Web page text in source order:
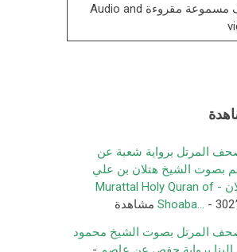
مصاحف مسموعة مقروءة Audio and
المرتل برواية شعبة عن
بصوت الشيخ هتلان بن علي
الهتلان - Murattal Holy Quran of
Shoaba...
مشاهدة
المرتل بصوت الشيخ محمود